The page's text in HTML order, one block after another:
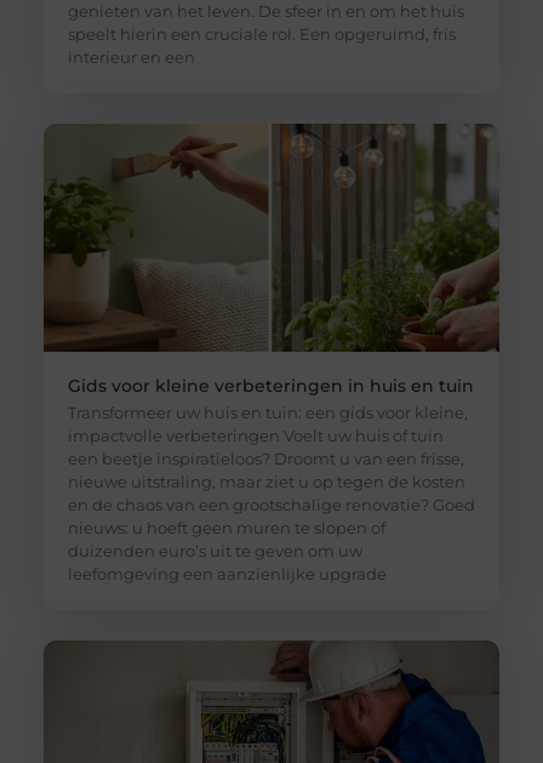
genieten van het leven. De sfeer in en om het huis
speelt hierin een cruciale rol. Een opgeruimd, fris
interieur en een
Gids voor kleine verbeteringen in huis en tuin
Transformeer uw huis en tuin: een gids voor kleine,
impactvolle verbeteringen Voelt uw huis of tuin
een beetje inspiratieloos? Droomt u van een frisse,
nieuwe uitstraling, maar ziet u op tegen de kosten
en de chaos van een grootschalige renovatie? Goed
nieuws: u hoeft geen muren te slopen of
duizenden euro’s uit te geven om uw
leefomgeving een aanzienlijke upgrade